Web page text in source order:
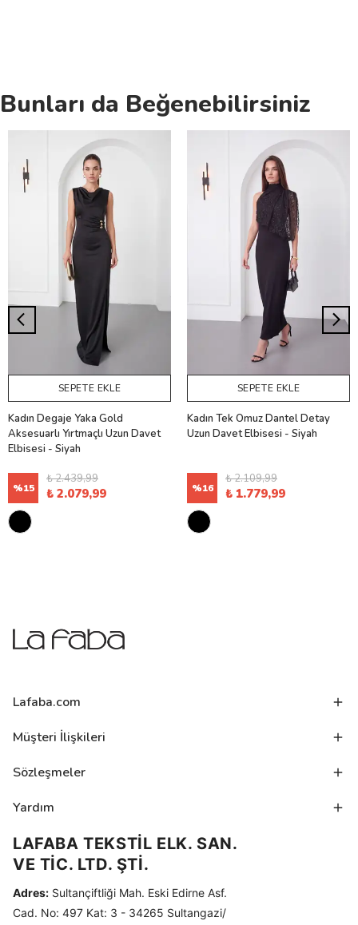
Bunları da Beğenebilirsiniz
SEPETE EKLE
Kadın Degaje Yaka Gold
Aksesuarlı Yırtmaçlı Uzun Davet
Elbisesi - Siyah
%15
₺ 2.439,99
₺ 2.079,99
SEPETE EKLE
Kadın Tek Omuz Dantel Detay
Uzun Davet Elbisesi - Siyah
%16
₺ 2.109,99
₺ 1.779,99
Lafaba.com
Müşteri İlişkileri
Sözleşmeler
Yardım
LAFABA TEKSTİL ELK. SAN.
VE TİC. LTD. ŞTİ.
Adres: Sultançiftliği Mah. Eski Edirne Asf.
Cad. No: 497 Kat: 3 - 34265 Sultangazi/